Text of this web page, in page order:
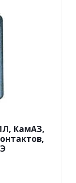
КамАЗ,